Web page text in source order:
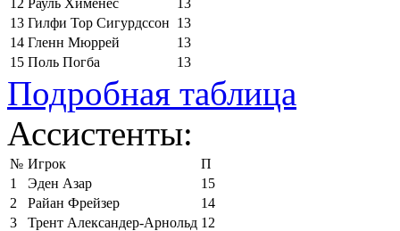
13 Гилфи Тор Сигурдссон 13
14 Гленн Мюррей
13
15 Поль Погба 13
Подробная таблица
Ассистенты:
№ Игрок
П
1
Эден Азар
15
2
Райан Фрейзер
14
3
Трент Александер-Арнольд 12